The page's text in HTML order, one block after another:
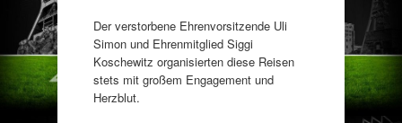
Der verstorbene Ehrenvorsitzende Uli
Simon und Ehrenmitglied Siggi
Koschewitz organisierten diese Reisen
stets mit großem Engagement und
Herzblut.